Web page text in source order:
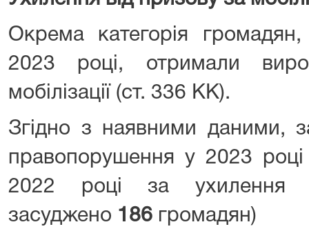
Окрема категорія
2023 році, отримали
мобілізації (ст. 336 КК).
Згідно з наявними даними,
правопорушення у 2023
2022 році за ухилення
засуджено 186 громадян)